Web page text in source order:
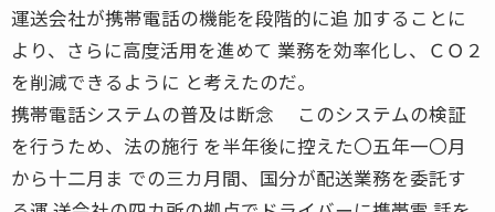
運送会社が携帯電話の機能を段階的に追 加することに
より、さらに高度活用を進めて 業務を効率化し、ＣＯ２
を削減できるように と考えたのだ。
携帯電話システムの普及は断念 このシステムの検証
を行うため、法の施行 を半年後に控えた〇五年一〇月
から十二月ま での三カ月間、国分が配送業務を委託す